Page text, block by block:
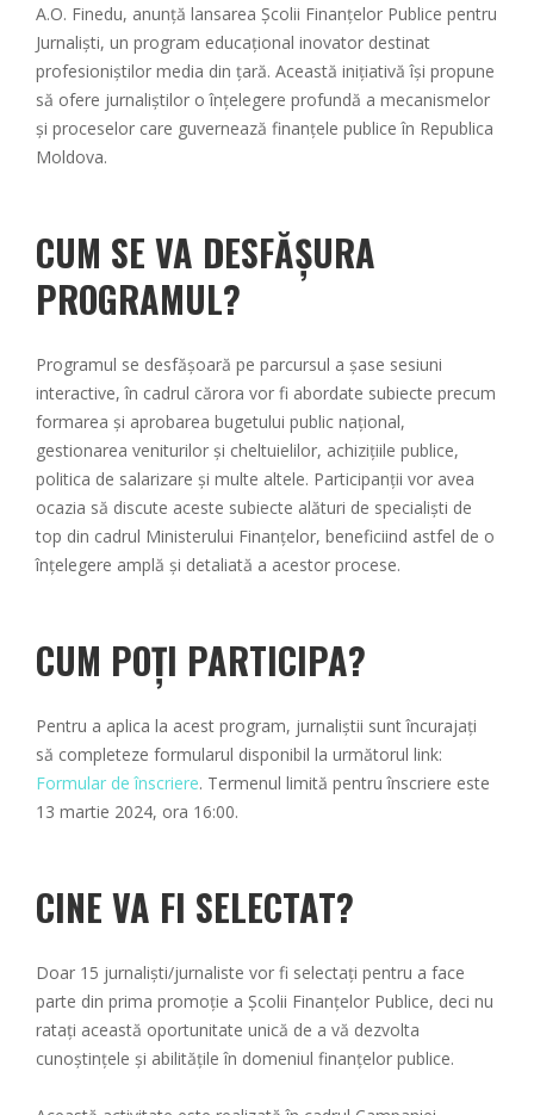
A.O. Finedu, anunță lansarea Școlii Finanțelor Publice pentru
Jurnaliști, un program educațional inovator destinat
profesioniștilor media din țară. Această inițiativă își propune
să ofere jurnaliștilor o înțelegere profundă a mecanismelor
și proceselor care guvernează finanțele publice în Republica
Moldova.
CUM SE VA DESFĂȘURA
PROGRAMUL?
Programul se desfășoară pe parcursul a șase sesiuni
interactive, în cadrul cărora vor fi abordate subiecte precum
formarea și aprobarea bugetului public național,
gestionarea veniturilor și cheltuielilor, achizițiile publice,
politica de salarizare și multe altele. Participanții vor avea
ocazia să discute aceste subiecte alături de specialiști de
top din cadrul Ministerului Finanțelor, beneficiind astfel de o
înțelegere amplă și detaliată a acestor procese.
CUM POȚI PARTICIPA?
Pentru a aplica la acest program, jurnaliștii sunt încurajați
să completeze formularul disponibil la următorul link:
Formular de înscriere. Termenul limită pentru înscriere este
13 martie 2024, ora 16:00.
CINE VA FI SELECTAT?
Doar 15 jurnaliști/jurnaliste vor fi selectați pentru a face
parte din prima promoție a Școlii Finanțelor Publice, deci nu
ratați această oportunitate unică de a vă dezvolta
cunoștințele și abilitățile în domeniul finanțelor publice.